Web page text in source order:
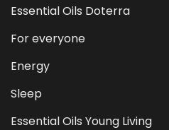
Essential Oils Doterra
For everyone
Energy
Sleep
Essential Oils Young Living